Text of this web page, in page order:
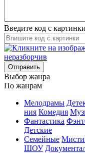
Введите код с
Отправить
Вы­бор жан­ра
По жан­рам
Ме­ло­дра­мы
ния Ко­ме­дия
Фан­та­сти­ка
Дет­ские
Се­мей­ные
ШОУ